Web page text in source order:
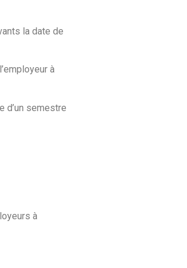
la date de
à
d’un semestre
à